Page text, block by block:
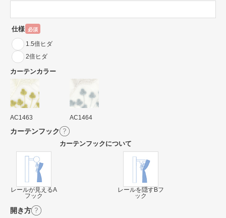
仕様 必須
1.5倍ヒダ
2倍ヒダ
カーテンカラー
AC1463 AC1464
カーテンフック
カーテンフックについて
レールが見えるA
フック
レールを隠すBフ
ック
開き方